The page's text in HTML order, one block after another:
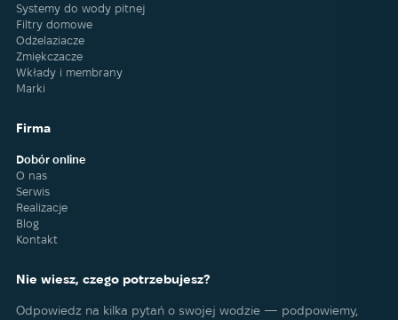
Systemy do wody pitnej
Filtry domowe
Odżelaziacze
Zmiękczacze
Wkłady i membrany
Marki
Firma
Dobór online
O nas
Serwis
Realizacje
Blog
Kontakt
Nie wiesz, czego potrzebujesz?
Odpowiedz na kilka pytań o swojej wodzie — podpowiemy,